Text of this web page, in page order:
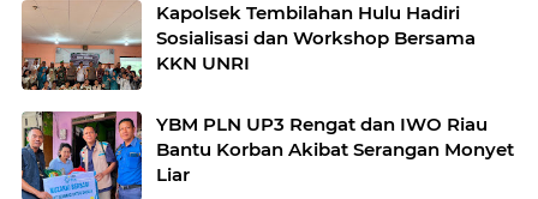
Kapolsek Tembilahan Hulu Hadiri
Sosialisasi dan Workshop Bersama
KKN UNRI
YBM PLN UP3 Rengat dan IWO Riau
Bantu Korban Akibat Serangan Monyet
Liar